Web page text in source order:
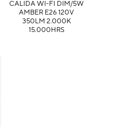
CALIDA WI-FI DIM/5W
AMBER E26 120V
350LM 2.000K
15.000HRS